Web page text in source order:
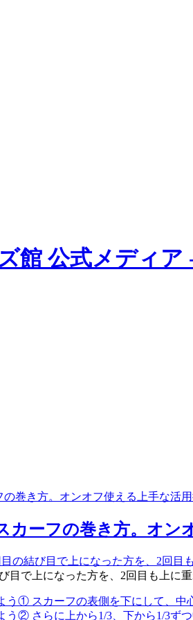
館 公式メディア
巻き方。オンオフ使える上手な活用
カーフの巻き方。オン
目で上になった方を、2回目も上に